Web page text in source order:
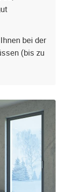
bei der
(bis zu